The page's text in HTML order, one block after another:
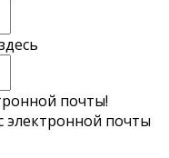
почты!
электронной почты